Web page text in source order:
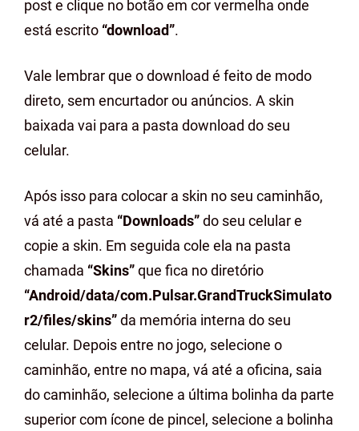
post e clique no botão em cor vermelha onde
está escrito “download”.
Vale lembrar que o download é feito de modo
direto, sem encurtador ou anúncios. A skin
baixada vai para a pasta download do seu
celular.
Após isso para colocar a skin no seu caminhão,
vá até a pasta “Downloads”do seu celular e
copie a skin. Em seguida cole ela na pasta
chamada “Skins”que fica no diretório
“Android/data/com.Pulsar.GrandTruckSimulato
r2/files/skins”da memória interna do seu
celular. Depois entre no jogo, selecione o
caminhão, entre no mapa, vá até a oficina, saia
do caminhão, selecione a última bolinha da parte
superior com ícone de pincel, selecione a bolinha